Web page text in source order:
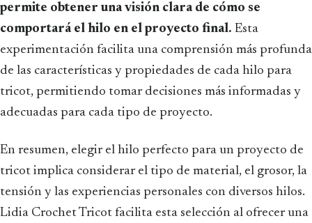
permite obtener una visión clara de cómo se
comportará el hilo en el proyecto final. Esta
experimentación facilita una comprensión más profunda
de las características y propiedades de cada hilo para
tricot, permitiendo tomar decisiones más informadas y
adecuadas para cada tipo de proyecto.
En resumen, elegir el hilo perfecto para un proyecto de
tricot implica considerar el tipo de material, el grosor, la
tensión y las experiencias personales con diversos hilos.
Lidia Crochet Tricot facilita esta selección al ofrecer una